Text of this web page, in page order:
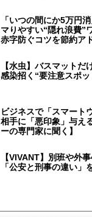
「いつの間にか5万
マりやすい“隠れ浪費”
赤字防ぐコツを節約ア
【水虫】バスマット
感染招く“要注意スポ
ビジネスで「スマート
相手に「悪印象」与え
ーの専門家に聞く】
【VIVANT】別班や外
「公安と刑事の違い」